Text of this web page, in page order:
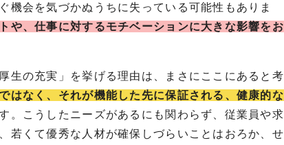
機会を気づかぬうちに失っている可能性もありま
や、仕事に対するモチベーションに大きな影響をお
生の充実」を挙げる理由は、まさにここにあると考
はなく、それが機能した先に保証される、健康的な
。こうしたニーズがあるにも関わらず、従業員や求
若くて優秀な人材が確保しづらいことはおろか、せ